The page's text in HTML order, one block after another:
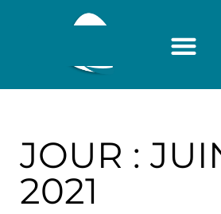
JOUR :
2021